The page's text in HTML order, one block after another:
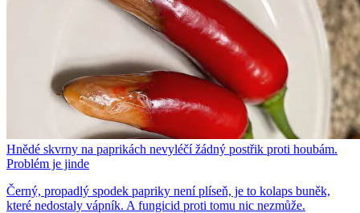
Hnědé skvrny na paprikách nevyléčí žádný postřik proti houbám.
Problém je jinde
Černý, propadlý spodek papriky není plíseň, je to kolaps buněk,
které nedostaly vápník. A fungicid proti tomu nic nezmůže.